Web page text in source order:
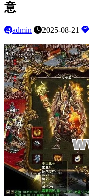
意
admin 2025-08-21